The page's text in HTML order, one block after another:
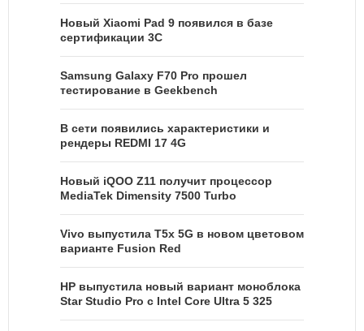
Новый Xiaomi Pad 9 появился в базе
сертификации 3C
Samsung Galaxy F70 Pro прошел
тестирование в Geekbench
В сети появились характеристики и
рендеры REDMI 17 4G
Новый iQOO Z11 получит процессор
MediaTek Dimensity 7500 Turbo
Vivo выпустила T5x 5G в новом цветовом
варианте Fusion Red
HP выпустила новый вариант моноблока
Star Studio Pro с Intel Core Ultra 5 325